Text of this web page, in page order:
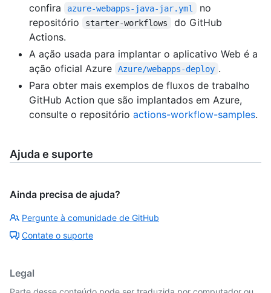
confira
azure-webapps-java-jar.yml
no
repositório
starter-workflows
do GitHub
Actions.
A ação usada para implantar o aplicativo Web é a
ação oficial Azure
Azure/webapps-deploy .
Para obter mais exemplos de fluxos de trabalho
GitHub Action que são implantados em Azure,
consulte o repositório actions-workflow-samples.
Ajuda e suporte
Ainda precisa de ajuda?
Pergunte à comunidade de GitHub
Contate o suporte
Legal